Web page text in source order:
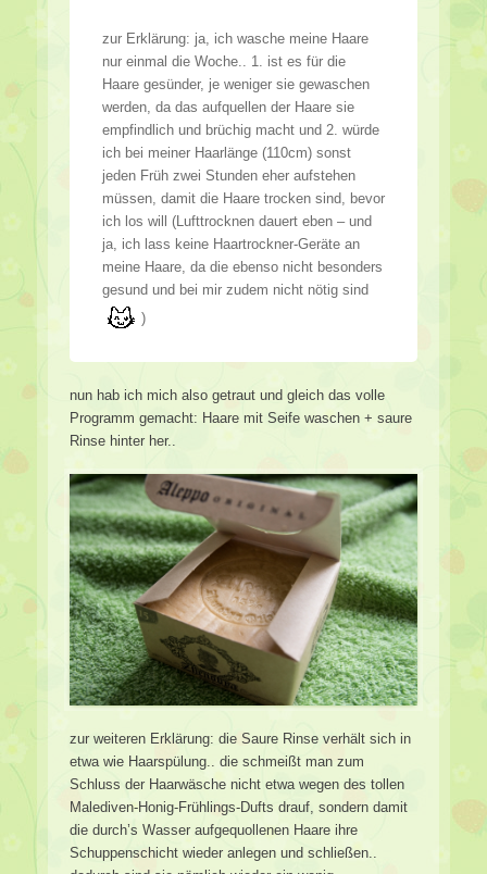
zur Erklärung: ja, ich wasche meine Haare
nur einmal die Woche.. 1. ist es für die
Haare gesünder, je weniger sie gewaschen
werden, da das aufquellen der Haare sie
empfindlich und brüchig macht und 2. würde
ich bei meiner Haarlänge (110cm) sonst
jeden Früh zwei Stunden eher aufstehen
müssen, damit die Haare trocken sind, bevor
ich los will (Lufttrocknen dauert eben – und
ja, ich lass keine Haartrockner-Geräte an
meine Haare, da die ebenso nicht besonders
gesund und bei mir zudem nicht nötig sind
)
nun hab ich mich also getraut und gleich das volle
Programm gemacht: Haare mit Seife waschen + saure
Rinse hinter her..
zur weiteren Erklärung: die Saure Rinse verhält sich in
etwa wie Haarspülung.. die schmeißt man zum
Schluss der Haarwäsche nicht etwa wegen des tollen
Malediven-Honig-Frühlings-Dufts drauf, sondern damit
die durch’s Wasser aufgequollenen Haare ihre
Schuppenschicht wieder anlegen und schließen..